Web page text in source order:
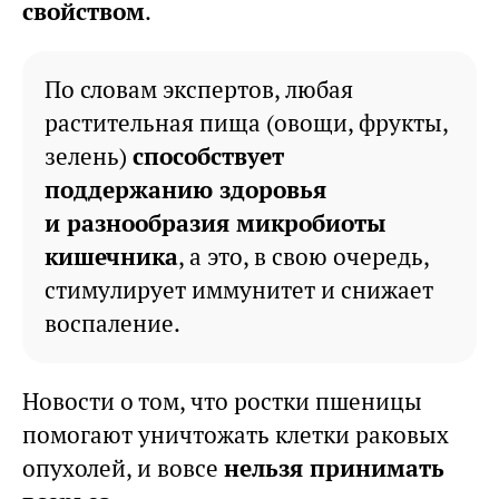
свойством.
По словам экспертов, любая
растительная пища (овощи, фрукты,
зелень) способствует
поддержанию здоровья
и разнообразия микробиоты
кишечника, а это, в свою очередь,
стимулирует иммунитет и снижает
воспаление.
Новости о том, что ростки пшеницы
помогают уничтожать клетки раковых
опухолей, и вовсе нельзя принимать